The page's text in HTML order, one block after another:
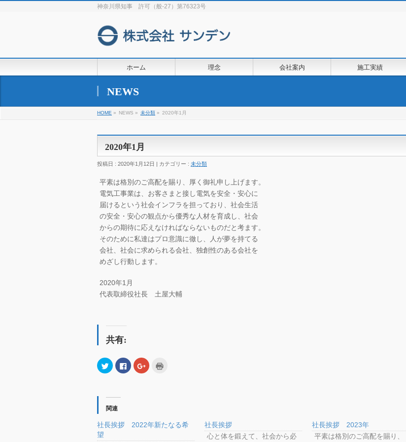
神奈川県知事 許可（般-27）第76323号
ホーム 理念 会社案内 施工実績
NEWS
HOME » NEWS » 未分類 » 2020年1月
2020年1月
投稿日 : 2020年1月12日 | カテゴリー : 未分類
平素は格別のご高配を賜り、厚く御礼申し上げます。
電気工事業は、お客さまと接し電気を安全・安心に
届けるという社会インフラを担っており、社会生活
の安全・安心の観点から優秀な人材を育成し、社会
からの期待に応えなければならないものだと考ます。
そのために私達はプロ意識に徹し、人が夢を持てる
会社、社会に求められる会社、独創性のある会社を
めざし行動します。
2020年1月
代表取締役社長 土屋大輔
共有:
ク
リ
Twitter
で
共
(新
し
Facebook
で
ッ
ク
ク
リ
(新
し
い
ウ
関連
社長挨拶 2022年新たなる希
望
社長挨拶
心と体を鍛えて、社会から必
社長挨拶 2023年
平素は格別のご高配を賜り、